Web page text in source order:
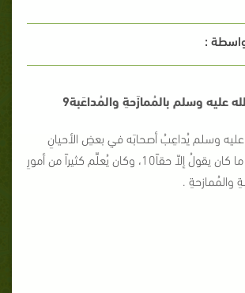
:
عليه وسلم بالمُمازَحةِ والمُداعَبة9
وسلم يُداعِبُ أصحابَه في بعضِ الأحيانِ
ويُمازِحُهم ، ولكنه ما كان يقولُ إلاّ حقاً10، وكان يُعلِّم كثيراً من أمورِ
والمُمازحةِ .